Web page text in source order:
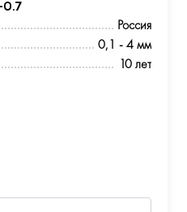
0.7
Россия
0,1 - 4 мм
10 лет